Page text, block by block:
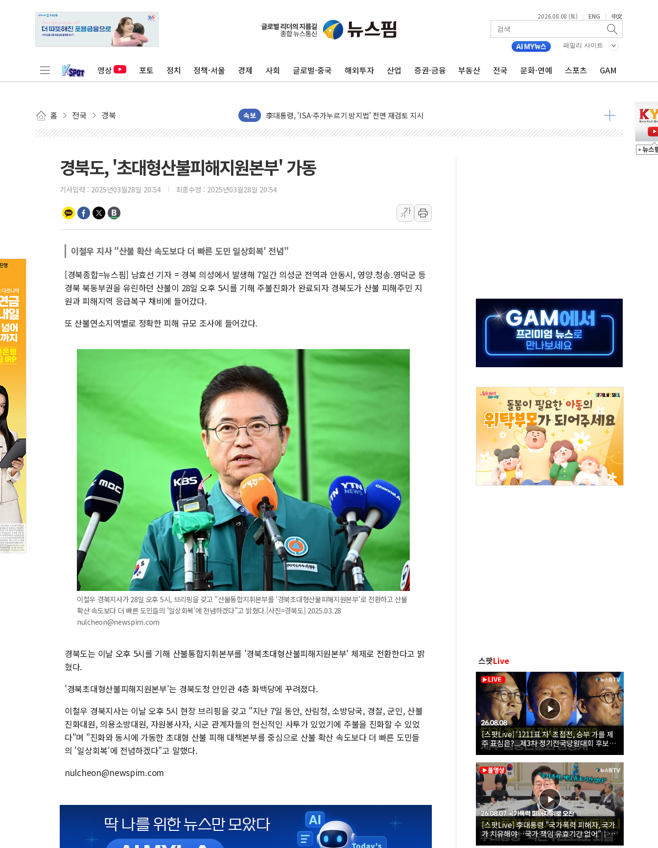
2026.08.08 (토) | ENG | 中文
패밀리 사이트
영상 포토 정치 정책·서울 경제 사회 글로벌·중국 해외투자 산업 증권·금융 부동산 전국 문화·연예 스포츠 GAM
홈 전국 경북 속보
인제 용대리 계곡서 수위 상승으로 피서객 7명 고립…전원 구조
동해시, 11~14일 '별똥별 멍' 운영…페르세우스 유성우 관측
청양 밭에서 일하던 90대 숨져…온열질환 여부 조사
폭염에 車 운전면허 기능시험 오전 집중 편성…체감온도 38도 넘으면 중단
'호우 특보' 경북 울진 시간당 20~30mm 강한 비...가뭄 해소될 듯
주말 무더위·열대야 지속…내륙 곳곳 소나기
충북 주말 무더위 지속…청주·진천 35도, 곳곳 소나기
10월 보완수사권 폐지·공소청 출범…피해자들 '범죄 사각지대' 우려
한상협, 업계 개인정보 보안 새판 짠다…'자율규제단체' 타진
민주당, 오늘 제주·인천 경선 발표...김민석 '재역전' vs 정청래 '격차 확대'
뉴욕증시, 고용 쇼크에 금리 인상 우려 후퇴…S&P500 최고치
트럼프, 쿡 연준 이사 해임 재추진…"26일까지 의혹 소명" 요구
유럽증시, 美 고용 예상 밖 부진에 연준 금리 인상 가능성 낮아지며 상승… STOXX 600 지수는 나흘 연속 최고치
경북도, '초대형산불피해지원본부' 가동
기사입력 : 2025년03월28일 20:54 최종수정 : 2025년03월28일 20:54
가
가
이철우 지사 "산불 확산 속도보다 더 빠른 도민 일상회복' 전념"
[경북종합=뉴스핌] 남효선 기자 = 경북 의성에서 발생해 7일간 의성군 전역과 안동시, 영양.청송.영덕군 등
경북 북동부권을 유린하던 산불이 28일 오후 5시를 기해 주불진화가 완료되자 경북도가 산불 피해주민 지
원과 피해지역 응급복구 채비에 들어갔다.
또 산불연소지역별로 정확한 피해 규모 조사에 들어갔다.
이철우 경북지사가 28일 오후 5시, 브리핑을 갖고 "산불통합지휘본부를 '경북초대형산불피해지원본부'로 전환하고 산불
확산 속도보다 더 빠른 도민들의 '일상회복'에 전념하겠다"고 밝혔다.[사진=경북도] 2025.03.28
nulcheon@newspim.com
경북도는 이날 오후 5시를 기해 산불통합지휘본부를 '경북초대형산불피해지원본부' 체제로 전환한다고 밝
혔다.
'경북초대형산불피해지원본부'는 경북도청 안민관 4층 화백당에 꾸려졌다.
이철우 경북지사는 이날 오후 5시 현장 브리핑을 갖고 "지난 7일 동안, 산림청, 소방당국, 경찰, 군인, 산불
진화대원, 의용소방대원, 자원봉사자, 시군 관계자들의 헌신적인 사투가 있었기에 주불을 진화할 수 있었
다"며 "진화와 동시에 가동한 초대형 산불 피해 대책본부를 중심으로 산불 확산 속도보다 더 빠른 도민들
의 '일상회복'에 전념하겠다"고 말했다.
nulcheon@newspim.com
스팟Live
[스팟Live] ‘1211표 차’ 초접전, 승부 가를 제
주 표심은?...제3차 정기전국당원대회 후보자
제주 합동연설회 생중계 | 26.08.08
[스팟Live] 李대통령 "국가폭력 피해자, 국가
가 치유해야…국가 책임 유효기간 없어"｜
26.08.07 국가폭력 피해자 위로 오찬